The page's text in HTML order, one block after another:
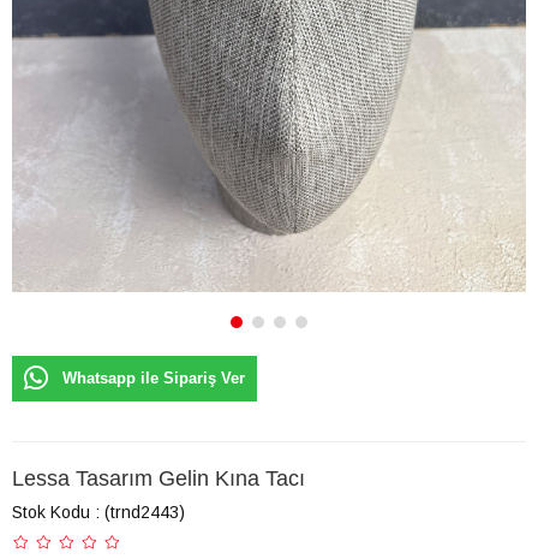
Whatsapp ile Sipariş Ver
Lessa Tasarım Gelin Kına Tacı
Stok Kodu (trnd2443)